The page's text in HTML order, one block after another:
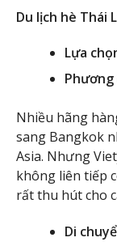
Du lịch hè Thái
Lựa
Phương
Nhiều hãng
sang Bangkok
Asia. Nhưng
không liên tiếp
rất thu hút cho
Di